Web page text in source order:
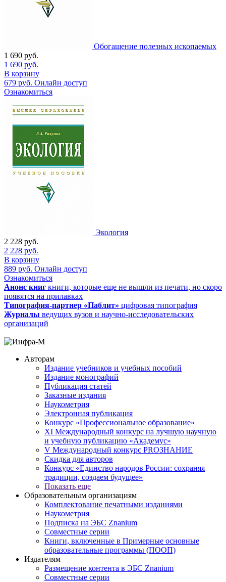
Обогащение полезных ископаемых
1 690 руб.
1 690 руб.
В корзину
679 руб. Онлайн доступ
Ознакомиться
Экология
2 228 руб.
2 228 руб.
В корзину
889 руб. Онлайн доступ
Ознакомиться
Анонс книг книги, которые еще не вышли из печати, но скоро
появятся на прилавках
Типография-партнер «Паблит» цифровая типография
Журналы ведущих вузов и научно-исследовательских
организаций
Авторам
Издание учебников и учебных пособий
Издание монографий
Публикация статей
Заказные издания
Наукометрия
Электронная публикация
Конкурс «Профессиональное образование»
XI Международный конкурс на лучшую научную
и учебную публикацию «Академус»
V Международный конкурс PROЗНАНИЕ
Скидка для авторов
Конкурс «Единство народов России: сохраняя
традиции, создаем будущее»
Показать еще
Образовательным организациям
Комплектование печатными изданиями
Наукометрия
Подписка на ЭБС Znanium
Совместные серии
Книги, включенные в Примерные основные
образовательные программы (ПООП)
Издателям
Размещение контента в ЭБС Znanium
Совместные серии